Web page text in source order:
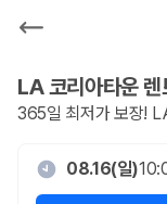
LA 코리아타운렌
365일 최저가 보장!
08.16(일)